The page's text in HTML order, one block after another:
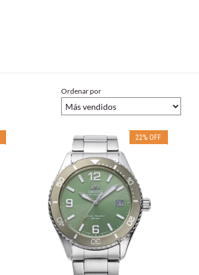
Ordenar por
22% OFF